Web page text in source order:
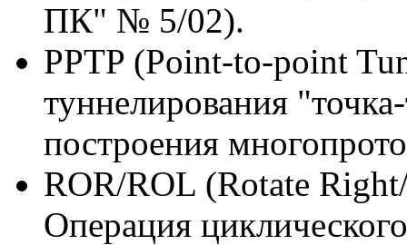
ПК" № 5/02).
PPTP (Point-to-point
туннелирования
построения
ROR/ROL (Rotate
Операция